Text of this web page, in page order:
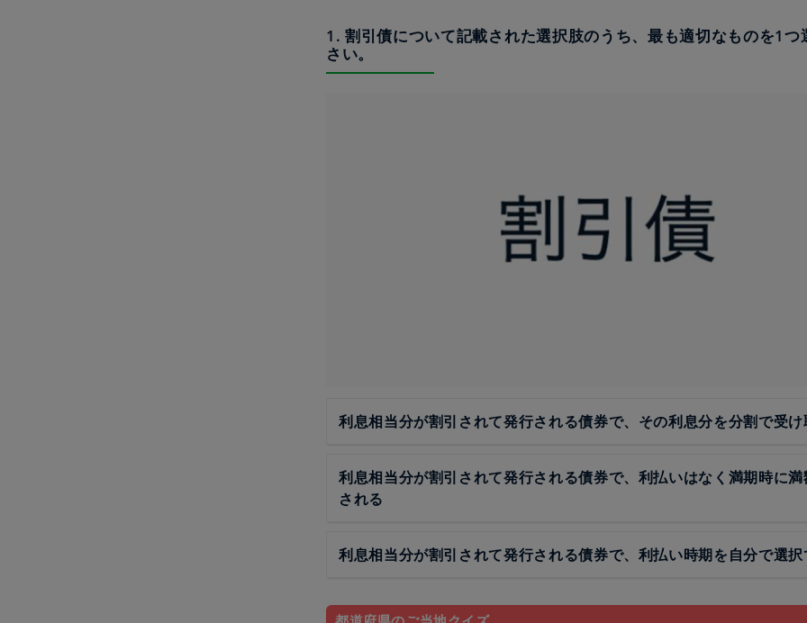
1. 割引債について記載された選択肢のうち、最も適切なものを1つ
さい。
利息相当分が割引されて発行される債券で、その利息分を分割で受け
利息相当分が割引されて発行される債券で、利払いはなく満期時に
される
利息相当分が割引されて発行される債券で、利払い時期を自分で選択